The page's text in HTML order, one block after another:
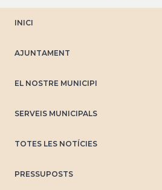
INICI
AJUNTAMENT
EL NOSTRE MUNICIPI
SERVEIS MUNICIPALS
TOTES LES NOTÍCIES
PRESSUPOSTS